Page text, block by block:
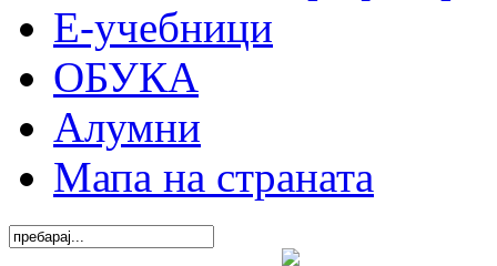
Е-учебници
ОБУКА
Алумни
Мапа на страната